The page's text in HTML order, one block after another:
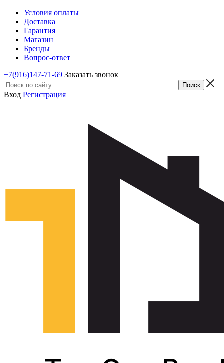
Условия оплаты
Доставка
Гарантия
Магазин
Бренды
Вопрос-ответ
+7(916)147-71-69 Заказать звонок
Вход Регистрация